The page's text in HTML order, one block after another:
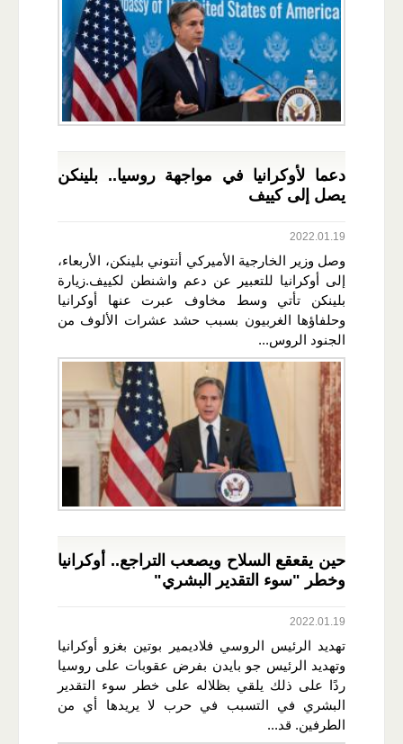
دعما لأوكرانيا في مواجهة روسيا.. بلينكن
يصل إلى كييف
2022.01.19
وصل وزير الخارجية الأميركي أنتوني بلينكن، الأربعاء،
إلى أوكرانيا للتعبير عن دعم واشنطن لكييف.زيارة
بلينكن تأتي وسط مخاوف عبرت عنها أوكرانيا
وحلفاؤها الغربيون بسبب حشد عشرات الألوف من
الجنود الروس...
حين يقعقع السلاح ويصعب التراجع.. أوكرانيا
وخطر "سوء التقدير البشري"
2022.01.19
تهديد الرئيس الروسي فلاديمير بوتين بغزو أوكرانيا
وتهديد الرئيس جو بايدن بفرض عقوبات على روسيا
ردًا على ذلك يلقي بظلاله على خطر سوء التقدير
البشري في التسبب في حرب لا يريدها أي من
الطرفين. قد...